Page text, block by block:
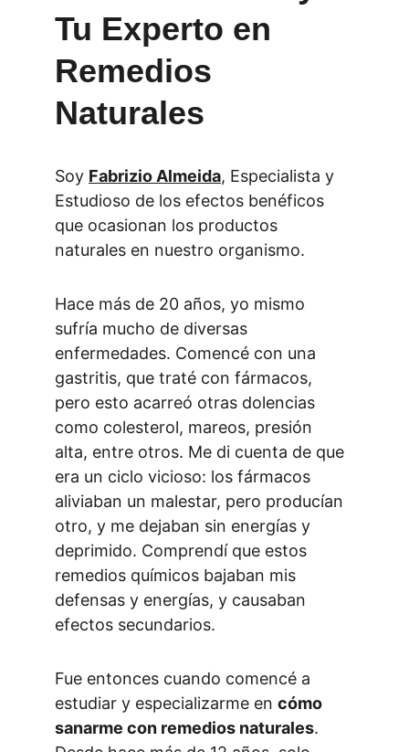
Tu Experto en
Remedios
Naturales
Soy Fabrizio Almeida, Especialista y
Estudioso de los efectos benéficos
que ocasionan los productos
naturales en nuestro organismo.
Hace más de 20 años, yo mismo
sufría mucho de diversas
enfermedades. Comencé con una
gastritis, que traté con fármacos,
pero esto acarreó otras dolencias
como colesterol, mareos, presión
alta, entre otros. Me di cuenta de que
era un ciclo vicioso: los fármacos
aliviaban un malestar, pero producían
otro, y me dejaban sin energías y
deprimido. Comprendí que estos
remedios químicos bajaban mis
defensas y energías, y causaban
efectos secundarios.
Fue entonces cuando comencé a
estudiar y especializarme en cómo
sanarme con remedios naturales.